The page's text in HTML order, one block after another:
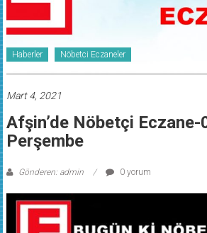
Haberler Nöbetci Eczaneler
Mart 4, 2021
Afşin’de Nöbetçi
Perşembe
Gönderen: admin 0 yorum